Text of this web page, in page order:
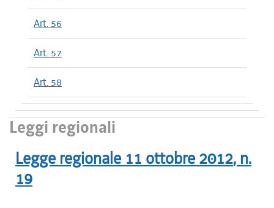
Art. 56
Art. 57
Art. 58
Leggi regionali
Legge regionale 11 ottobre 2012, n.
19